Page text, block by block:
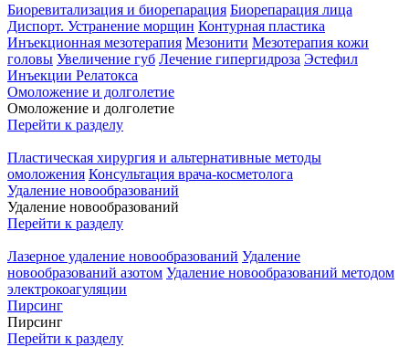
Биоревитализация и биорепарация Биорепарация лица
Диспорт. Устранение морщин Контурная пластика
Инъекционная мезотерапия Мезонити Мезотерапия кожи
головы Увеличение губ Лечение гипергидроза Эстефил
Инъекции Релатокса
Омоложение и долголетие
Омоложение и долголетие
Перейти к разделу
Пластическая хирургия и альтернативные методы
омоложения Консультация врача-косметолога
Удаление новообразований
Удаление новообразований
Перейти к разделу
Лазерное удаление новообразований Удаление
новообразований азотом Удаление новообразований методом
электрокоагуляции
Пирсинг
Пирсинг
Перейти к разделу